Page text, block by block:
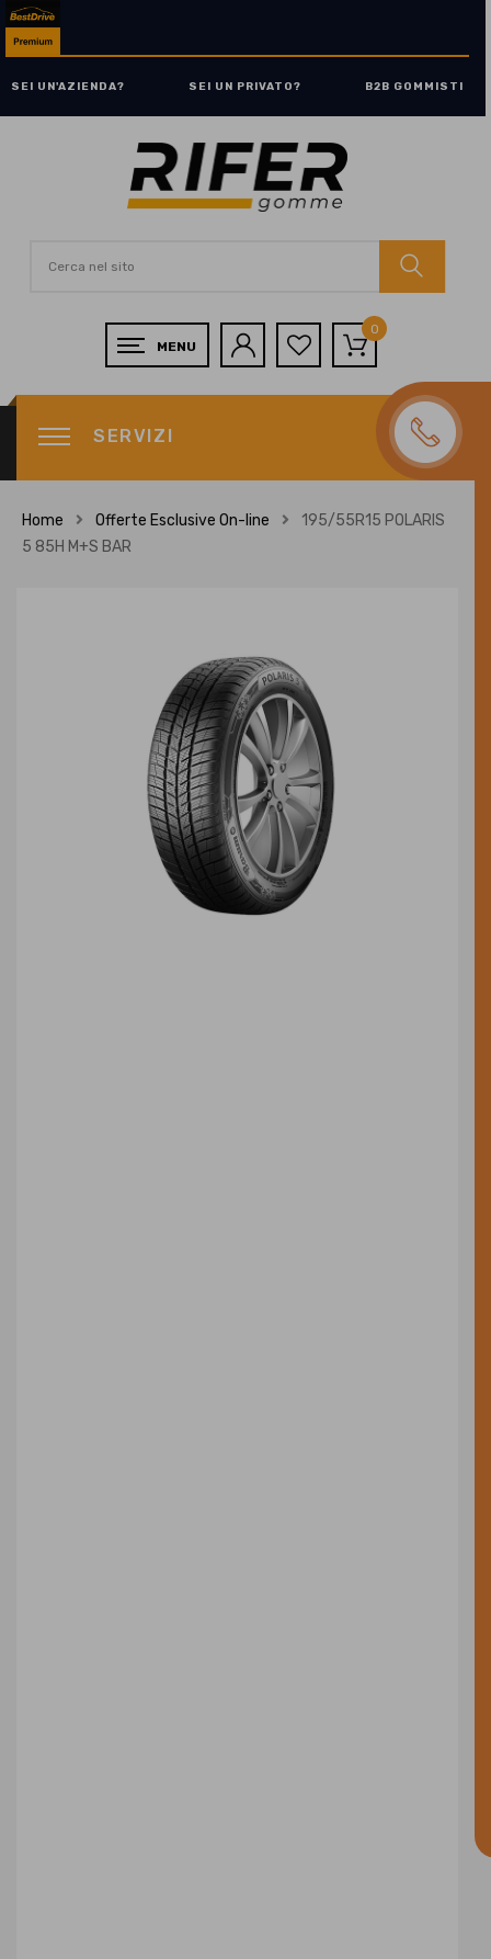
SEI UN'AZIENDA? SEI UN PRIVATO? B2B GOMMISTI
0
SERVIZI
Home Offerte Esclusive On-line
195/55R15 POLARIS
5 85H M+S BAR